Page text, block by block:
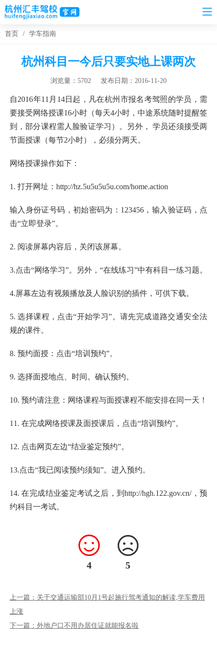
首页 / 学车指南
杭州科目一今后只要实地上课两次
浏览量：5702 发布日期：2016-11-20
自2016年11月14日起，凡在杭州市报名考驾照的学员，需
要接受网络授课16小时（每天4小时，中途系统随时提醒签
到，部分课程需人脸验证学习）。另外， 学员还须接受两
节面授课（每节2小时），必须分两天。
网络授课操作如下：
1. 打开网址：http://hz.5u5u5u5u.com/home.action
输入身份证号码，初始密码为：123456，输入验证码，点
击“立即登录”。
2. 阅读屏幕内容后，关闭该屏幕。
3.点击“网络学习”。另外，“在线练习”中有科目一练习题。
4.屏幕左边有视频播放及人脸识别的插件，可供下载。
5. 选择课程，点击“开始学习”。请先完成道路交通安全法
规的课件。
8. 预约面授：点击“培训预约”。
9. 选择面授地点、时间。确认预约。
10. 预约请注意：网络课程与面授课程不能安排在同一天！
11. 在完成网络授课及面授课后，点击“培训预约”。
12. 点击网页左边“结业鉴定预约”。
13.点击“我已阅读预约须知”。进入预约。
14. 在完成结业鉴定考试之后，到http://hgh.122.gov.cn/，预
约科目一考试。
4 5
上一篇：关于交通运输部10月1号起施行驾考通知的解读,学车费用
上涨
下一篇：外地户口不用办居住证就能报名啦